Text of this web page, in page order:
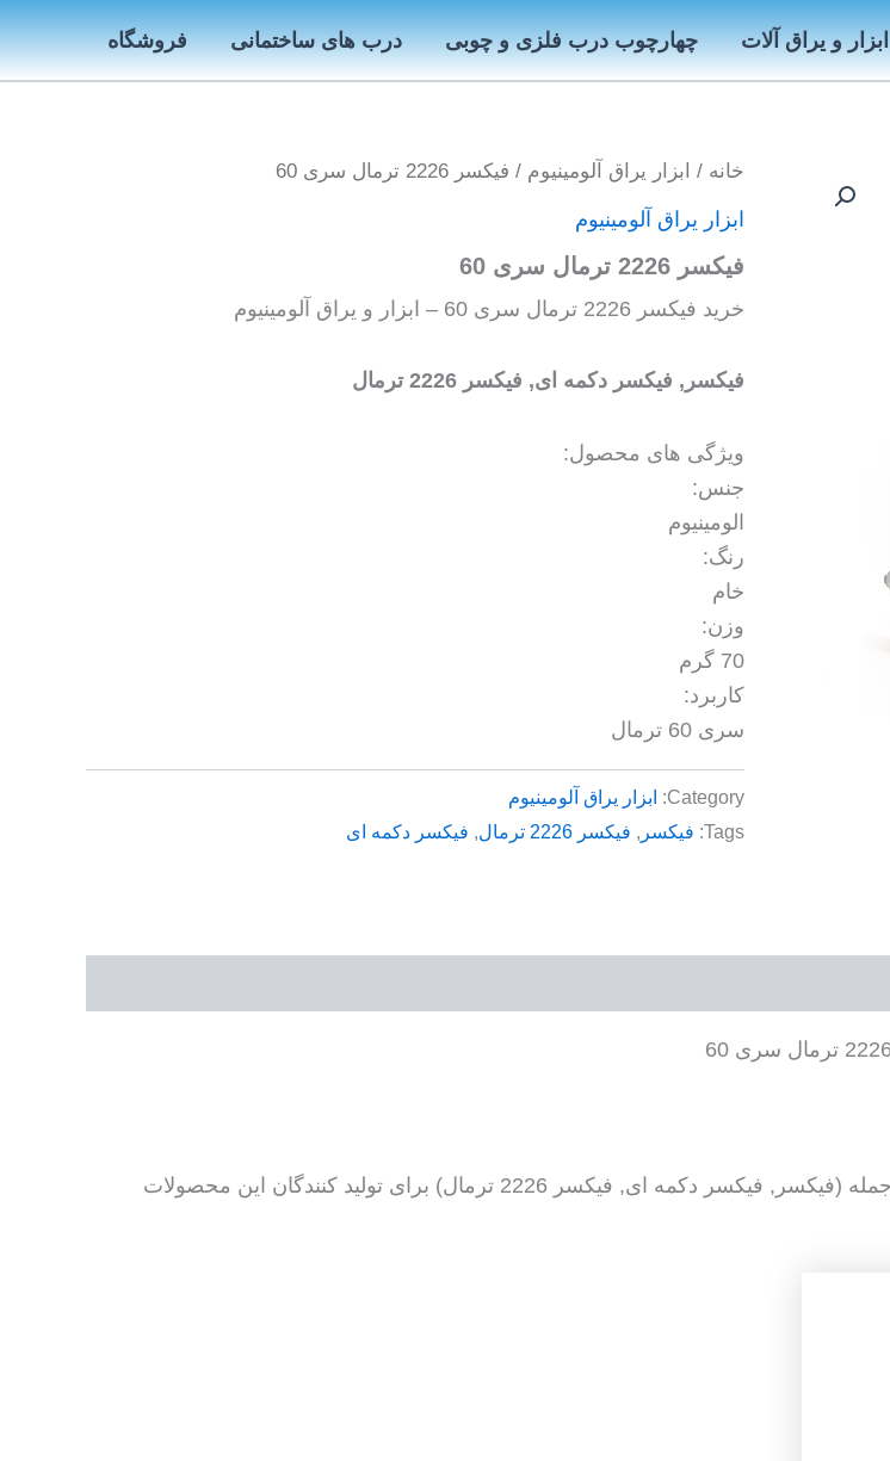
ابزار و یراق آلات چهارچوب درب فلزی و چوبی درب های ساختمانی فروشگاه
خانه / ابزار یراق آلومینیوم / فیکسر 2226 ترمال سری 60
ابزار یراق آلومینیوم
فیکسر 2226 ترمال سری 60
خرید فیکسر 2226 ترمال سری 60 – ابزار و یراق آلومینیوم
فیکسر, فیکسر دکمه ای, فیکسر 2226 ترمال
ویژگی های محصول:
جنس:
الومینیوم
رنگ:
خام
وزن:
70 گرم
کاربرد:
سری 60 ترمال
Category: ابزار یراق آلومینیوم
Tags: فیکسر , فیکسر 2226 ترمال , فیکسر دکمه ای
ایران درب مجموعه کاملی از یراق آلات درب و پنجره های آلومینیومی ازجمله (فیکسر, فیکسر دکمه ای, فیکسر 2226 ترمال) برای تولید کنندگان این محصولات